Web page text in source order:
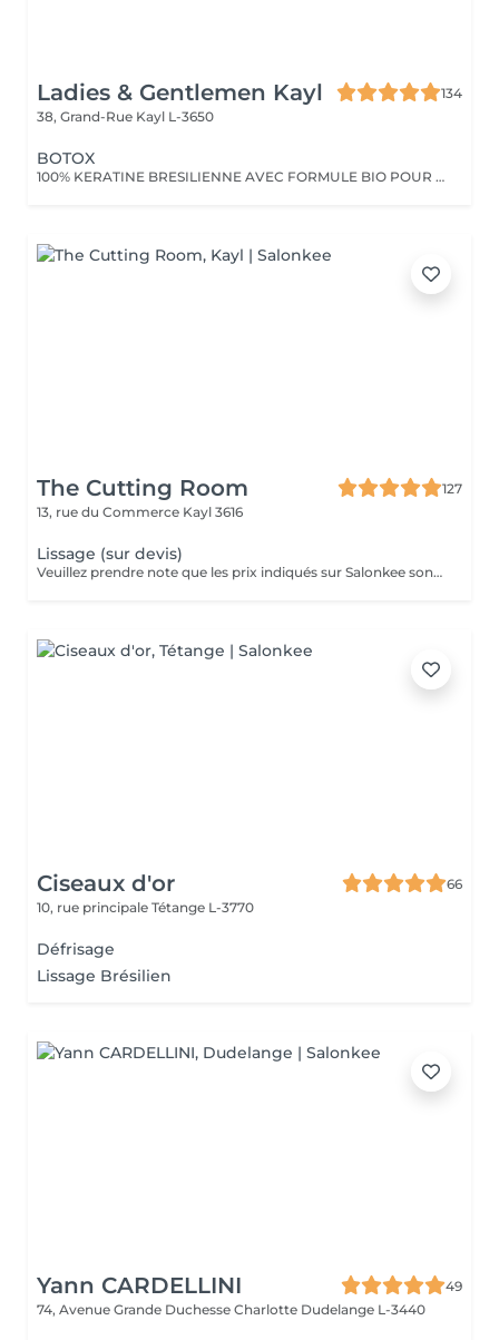
Ladies & Gentlemen Kayl
134
38, Grand-Rue Kayl L-3650
BOTOX
100% KERATINE BRESILIENNE AVEC FORMULE BIO POUR EFFET NOURRISANT , BRILLANT ET REDUCTEUR DE FRIZZOTIS
The Cutting Room
127
13, rue du Commerce Kayl 3616
Lissage (sur devis)
Veuillez prendre note que les prix indiqués sur Salonkee sont communiqués à titre informatif et s'entendent de base. Ces derniers sont susceptibles de varier selon le diagnostic réalisé à votre arrivée au salon et l'expertise du professionnel à qui vous confiez votre beauté. Dans tous les cas, un devis précis vous sera proposé et toutes réalisations de prestations seront effectuées avec votre accord. Un grand merci d'avance pour votre compréhension. Au plaisir de vous recevoir très vite.
Ciseaux d'or
66
10, rue principale Tétange L-3770
Défrisage
Lissage Brésilien
Yann CARDELLINI
49
74, Avenue Grande Duchesse Charlotte Dudelange L-3440